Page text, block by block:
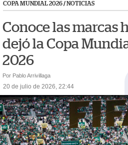
COPA MUNDIAL 2026/NOTICIAS
Conoce las marcas
dejó la Copa
2026
Por Pablo Arrivillaga
20 de julio de 2026, 22:44